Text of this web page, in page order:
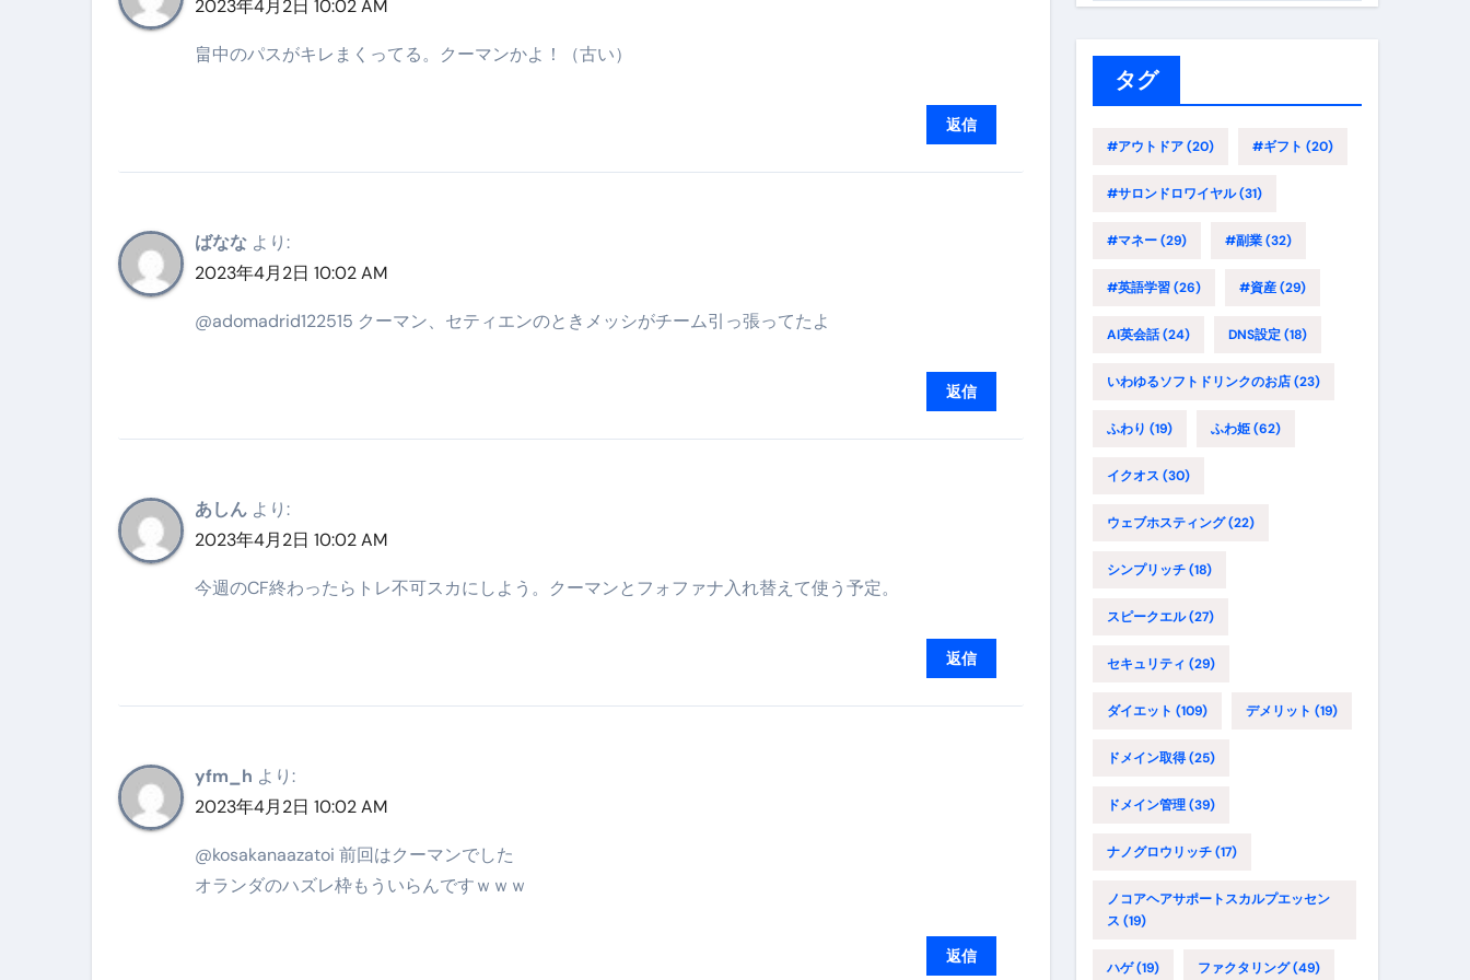
2023年4月2日 10:02 AM
畠中のパスがキレまくってる。クーマンかよ！（古い）
返信
ばなな より:
2023年4月2日 10:02 AM
@adomadrid122515 クーマン、セティエンのときメッシがチーム引っ張ってたよ
返信
あしん より:
2023年4月2日 10:02 AM
今週のCF終わったらトレ不可スカにしよう。クーマンとフォファナ入れ替えて使う予定。
返信
yfm_h より:
2023年4月2日 10:02 AM
@kosakanaazatoi 前回はクーマンでした
オランダのハズレ枠もういらんですｗｗｗ
返信
タグ
#アウトドア(20) #ギフト (20)
#サロンドロワイヤル(31)
#マネー(29) #副業(32)
#英語学習(26) #資産(29)
AI英会話(24) DNS設定(18)
いわゆるソフトドリンクのお店(23)
ふわり (19) ふわ姫(62)
イクオス (30)
ウェブホスティング(22)
シンプリッチ(18)
スピークエル(27)
セキュリティ (29)
ダイエット (109) デメリット (19)
ドメイン取得(25)
ドメイン管理(39)
ナノグロウリッチ(17)
ノコアヘアサポートスカルプエッセン
ス (19)
ハゲ(19) ファクタリング(49)